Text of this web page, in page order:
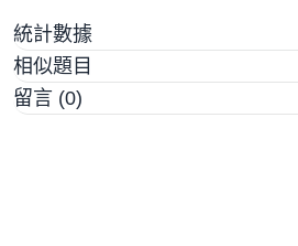
統計數據
相似題目
留言 (0)